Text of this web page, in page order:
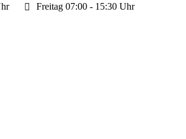
Freitag 07:00 - 15:30 Uhr